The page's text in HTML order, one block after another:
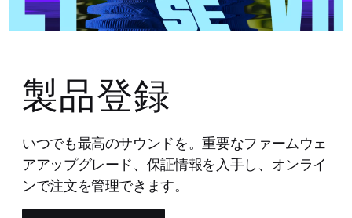
製品登録
いつでも最高のサウンドを。重要なファームウェ
アアップグレード、保証情報を入手し、オンライ
ンで注文を管理できます。